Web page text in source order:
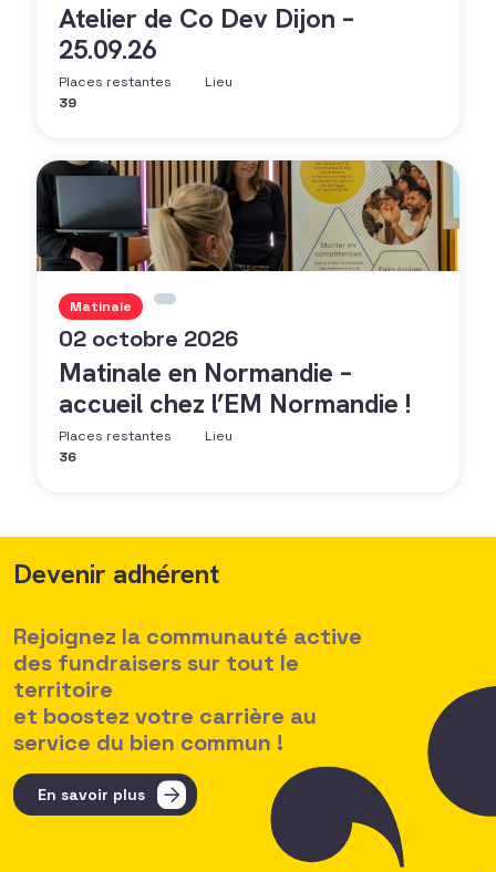
Atelier de Co Dev Dijon –
25.09.26
Places restantes
39
Lieu
Matinale
02 octobre 2026
Matinale en Normandie –
accueil chez l’EM Normandie !
Places restantes
36
Lieu
Devenir adhérent
Rejoignez la communauté active
des fundraisers sur tout le
territoire
et boostez votre carrière au
service du bien commun !
En savoir plus